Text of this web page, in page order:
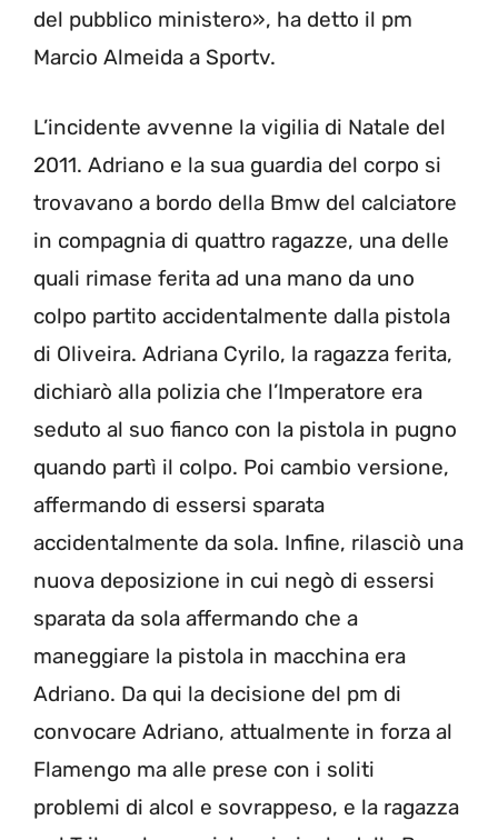
del pubblico ministero», ha detto il pm
Marcio Almeida a Sportv.
L’incidente avvenne la vigilia di Natale del
2011. Adriano e la sua guardia del corpo si
trovavano a bordo della Bmw del calciatore
in compagnia di quattro ragazze, una delle
quali rimase ferita ad una mano da uno
colpo partito accidentalmente dalla pistola
di Oliveira. Adriana Cyrilo, la ragazza ferita,
dichiarò alla polizia che l’Imperatore era
seduto al suo fianco con la pistola in pugno
quando partì il colpo. Poi cambio versione,
affermando di essersi sparata
accidentalmente da sola. Infine, rilasciò una
nuova deposizione in cui negò di essersi
sparata da sola affermando che a
maneggiare la pistola in macchina era
Adriano. Da qui la decisione del pm di
convocare Adriano, attualmente in forza al
Flamengo ma alle prese con i soliti
problemi di alcol e sovrappeso, e la ragazza